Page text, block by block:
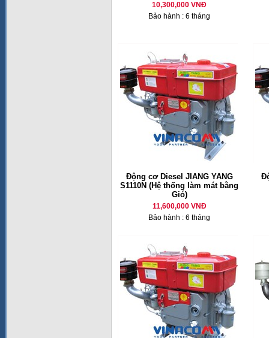
10,300,000 VNĐ
Bảo hành : 6 tháng
Động cơ Diesel JIANG YANG
S1110N (Hệ thống làm mát bằng
Gió)
11,600,000 VNĐ
Bảo hành : 6 tháng